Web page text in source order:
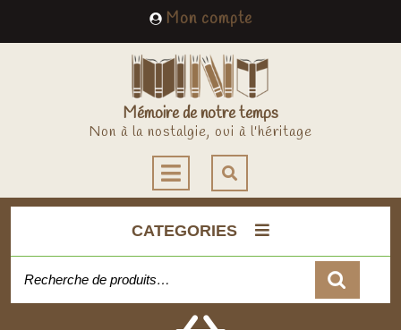
Mon compteMy
Account
Mémoire de notre temps
Non à la nostalgie, oui à l'héritage
Open
Button
CATEGORIES